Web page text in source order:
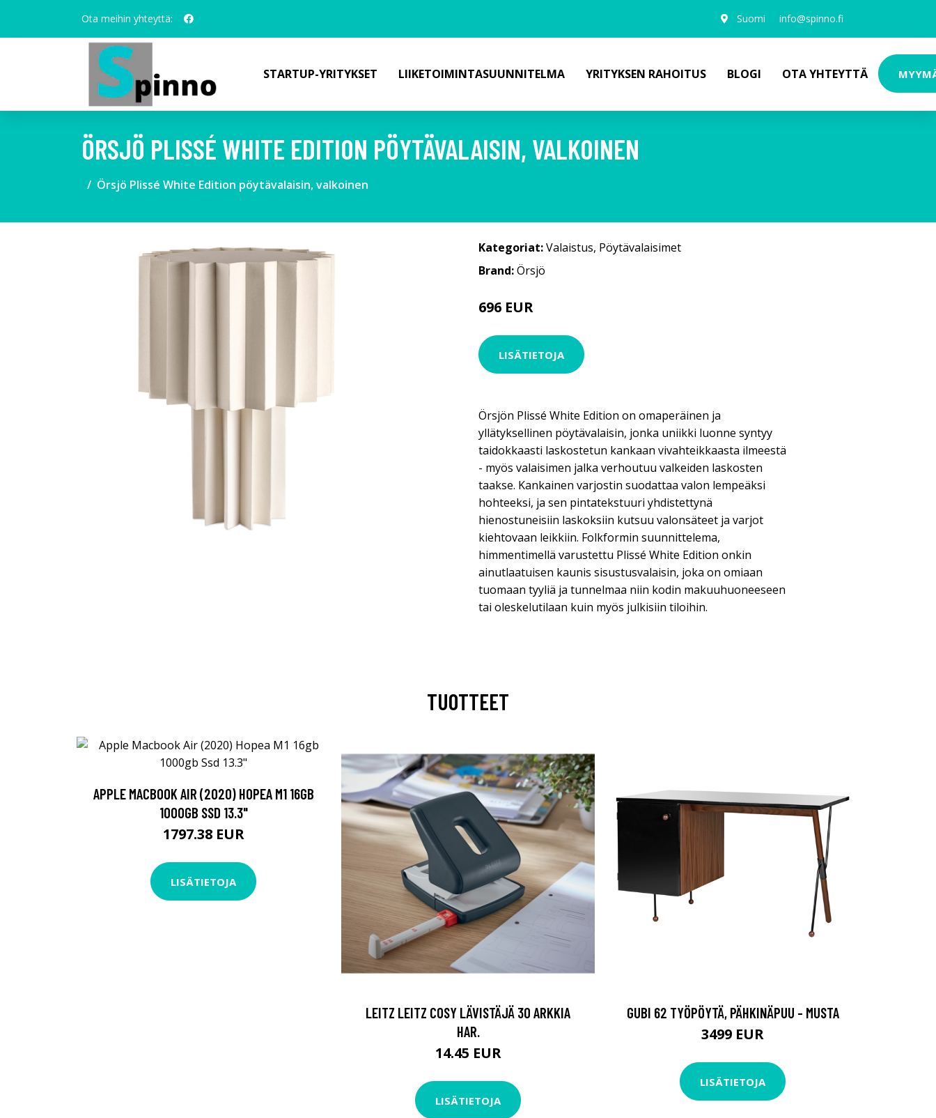
Ota meihin yhteyttä: Suomi info@spinno.fi
STARTUP-YRITYKSET LIIKETOIMINTASUUNNITELMA YRITYKSEN RAHOITUS BLOGI OTA YHTEYTTÄ
ÖRSJÖ PLISSÉ WHITE EDITION PÖYTÄVALAISIN, VALKOINEN
Örsjö Plissé White Edition pöytävalaisin, valkoinen
Kategoriat:Valaistus, Pöytävalaisimet
Brand:Örsjö
696 EUR
LISÄTIETOJA
Örsjön Plissé White Edition on omaperäinen ja
yllätyksellinen pöytävalaisin, jonka uniikki luonne syntyy
taidokkaasti laskostetun kankaan vivahteikkaasta ilmeestä
- myös valaisimen jalka verhoutuu valkeiden laskosten
taakse. Kankainen varjostin suodattaa valon lempeäksi
hohteeksi, ja sen pintatekstuuri yhdistettynä
hienostuneisiin laskoksiin kutsuu valonsäteet ja varjot
kiehtovaan leikkiin. Folkformin suunnittelema,
himmentimellä varustettu Plissé White Edition onkin
ainutlaatuisen kaunis sisustusvalaisin, joka on omiaan
tuomaan tyyliä ja tunnelmaa niin kodin makuuhuoneeseen
tai oleskelutilaan kuin myös julkisiin tiloihin.
TUOTTEET
APPLE MACBOOK AIR (2020) HOPEA M1 16GB
1000GB SSD 13.3"
1797.38 EUR
LISÄTIETOJA
LEITZ LEITZ COSY LÄVISTÄJÄ 30 ARKKIA
HAR.
14.45 EUR
LISÄTIETOJA
GUBI 62 TYÖPÖYTÄ, PÄHKINÄPUU - MUSTA
3499 EUR
LISÄTIETOJA